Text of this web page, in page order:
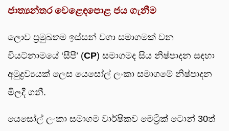
ජාත්‍යන්තර වෙළෙඳපොළ ජය ගැනීම
ලොව ප්‍රමුඛතම ඉස්සන් වගා සමාගමක් වන
වියට්නාමයේ ‘සීපී’ (CP) සමාගමද සිය නිෂ්පාදන සඳහා
අමුද්‍රව්‍යයක් ලෙස යෙසෝල් ලංකා සමාගමේ නිෂ්පාදන
මිලදී ගනී.
යෙසෝල් ලංකා සමාගම වාර්ෂිකව මෙට්‍රික් ටොන් 30ත්